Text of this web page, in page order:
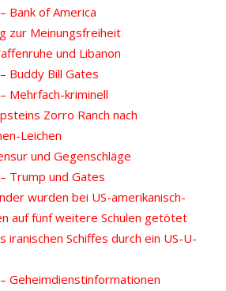
Bank of America
zur Meinungsfreiheit
und Libanon
Buddy Bill Gates
Mehrfach-kriminell
Zorro Ranch nach
Leichen
und Gegenschläge
Trump und Gates
wurden bei US-amerikanisch-
auf fünf weitere Schulen getötet
iranischen Schiffes durch ein US-U-
Geheimdienstinformationen